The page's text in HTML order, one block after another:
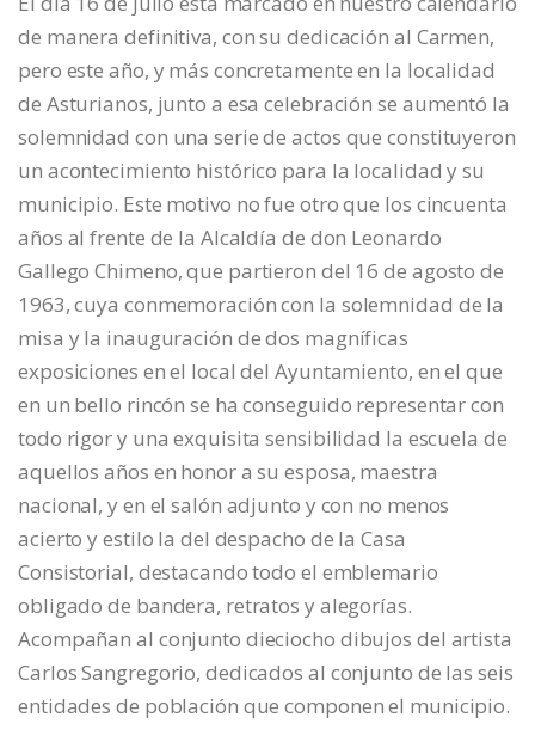
de manera definitiva, con su dedicación al Carmen,
pero este año, y más concretamente en la localidad
de Asturianos, junto a esa celebración se aumentó la
solemnidad con una serie de actos que constituyeron
un acontecimiento histórico para la localidad y su
municipio. Este motivo no fue otro que los cincuenta
años al frente de la Alcaldía de don Leonardo
Gallego Chimeno, que partieron del 16 de agosto de
1963, cuya conmemoración con la solemnidad de la
misa y la inauguración de dos magníficas
exposiciones en el local del Ayuntamiento, en el que
en un bello rincón se ha conseguido representar con
todo rigor y una exquisita sensibilidad la escuela de
aquellos años en honor a su esposa, maestra
nacional, y en el salón adjunto y con no menos
acierto y estilo la del despacho de la Casa
Consistorial, destacando todo el emblemario
obligado de bandera, retratos y alegorías.
Acompañan al conjunto dieciocho dibujos del artista
Carlos Sangregorio, dedicados al conjunto de las seis
entidades de población que componen el municipio.